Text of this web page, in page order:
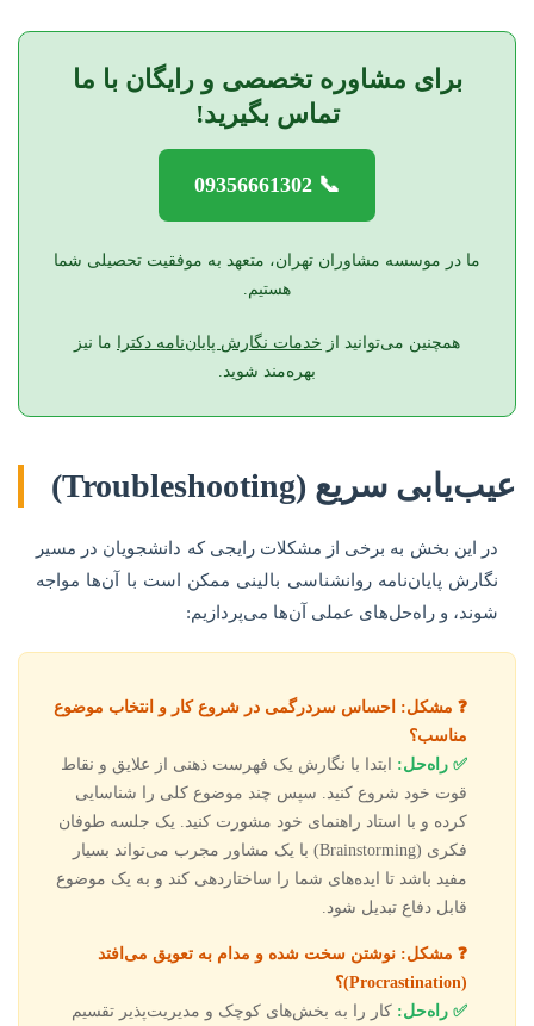
برای مشاوره تخصصی و رایگان با ما
تماس بگیرید!
📞 09356661302
ما در موسسه مشاوران تهران، متعهد به موفقیت تحصیلی شما
هستیم.
همچنین می‌توانید از خدمات نگارش پایان‌نامه دکترا
ما نیز
بهره‌مند شوید.
عیب‌یابی سریع (Troubleshooting)
در این بخش به برخی از مشکلات رایجی که دانشجویان در مسیر
نگارش پایان‌نامه روانشناسی بالینی ممکن است با آن‌ها مواجه
شوند، و راه‌حل‌های عملی آن‌ها می‌پردازیم:
❓ مشکل: احساس سردرگمی در شروع کار و انتخاب موضوع
مناسب؟
✅ راه‌حل: ابتدا با نگارش یک فهرست ذهنی از علایق و نقاط
قوت خود شروع کنید. سپس چند موضوع کلی را شناسایی
کرده و با استاد راهنمای خود مشورت کنید. یک جلسه طوفان
فکری (Brainstorming) با یک مشاور مجرب می‌تواند بسیار
مفید باشد تا ایده‌های شما را ساختاردهی کند و به یک موضوع
قابل دفاع تبدیل شود.
❓ مشکل: نوشتن سخت شده و مدام به تعویق می‌افتد
(Procrastination)؟
✅ راه‌حل: کار را به بخش‌های کوچک و مدیریت‌پذیر تقسیم